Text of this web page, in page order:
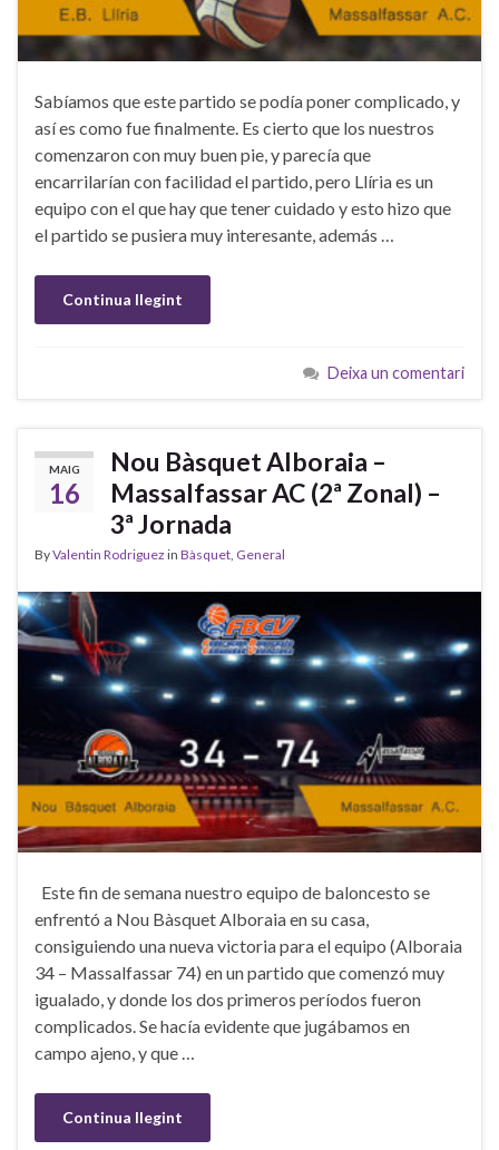
Sabíamos que este partido se podía poner complicado, y
así es como fue finalmente. Es cierto que los nuestros
comenzaron con muy buen pie, y parecía que
encarrilarían con facilidad el partido, pero Llíria es un
equipo con el que hay que tener cuidado y esto hizo que
el partido se pusiera muy interesante, además …
Continua llegint
Deixa un comentari
MAIG
16
Nou Bàsquet Alboraia –
Massalfassar AC (2ª Zonal) –
3ª Jornada
ByValentin Rodriguez in Bàsquet General
Este fin de semana nuestro equipo de baloncesto se
enfrentó a Nou Bàsquet Alboraia en su casa,
consiguiendo una nueva victoria para el equipo (Alboraia
34 – Massalfassar 74) en un partido que comenzó muy
igualado, y donde los dos primeros períodos fueron
complicados. Se hacía evidente que jugábamos en
campo ajeno, y que …
Continua llegint